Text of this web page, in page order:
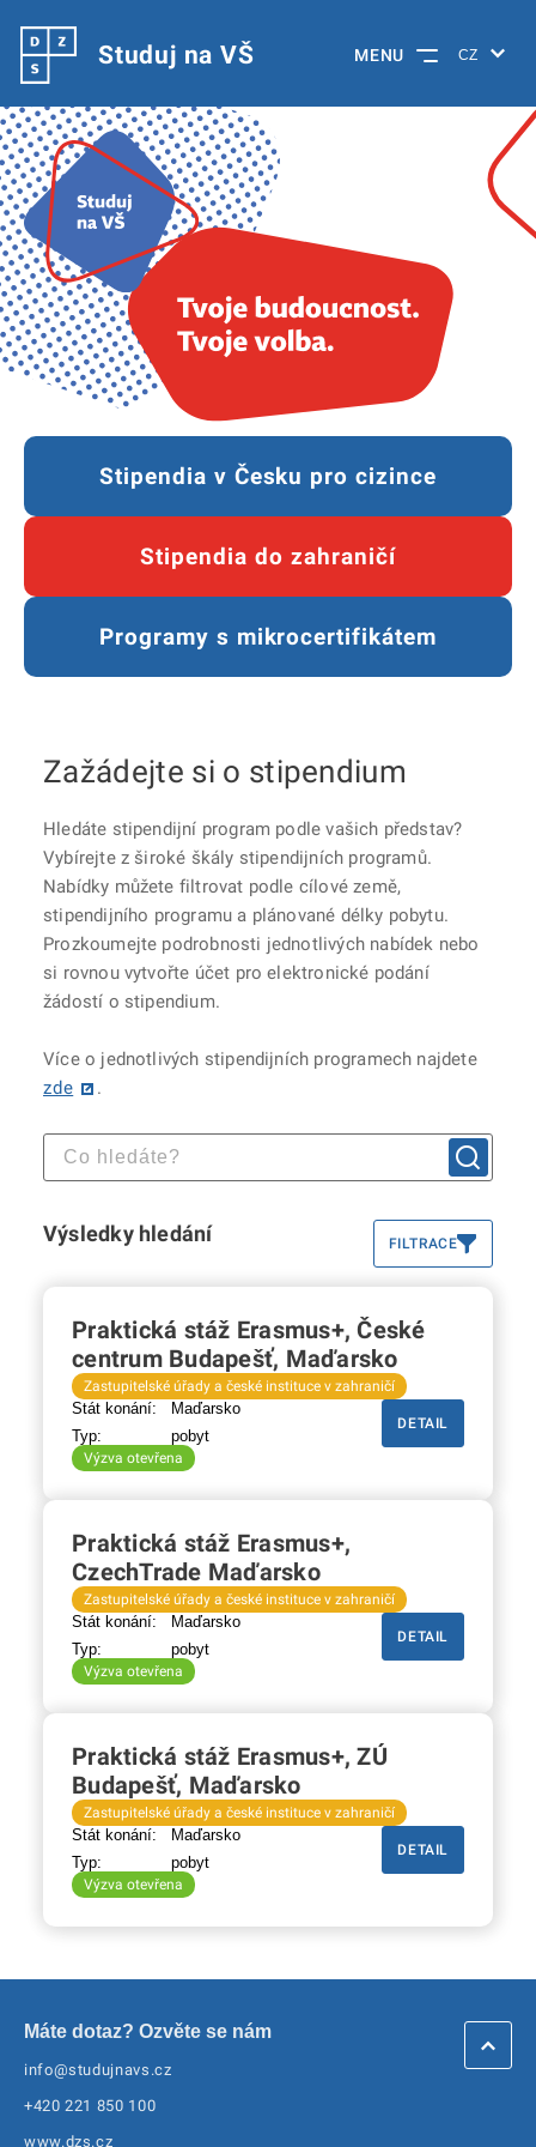
Studuj na VŠ MENU
Stipendia v Česku pro cizince
Stipendia do zahraničí
Programy s mikrocertifikátem
Zažádejte si o stipendium
Hledáte stipendijní program podle vašich představ?
Vybírejte z široké škály stipendijních programů.
Nabídky můžete filtrovat podle cílové země,
stipendijního programu a plánované délky pobytu.
Prozkoumejte podrobnosti jednotlivých nabídek nebo
si rovnou vytvořte účet pro elektronické podání
žádostí o stipendium.
Více o jednotlivých stipendijních programech najdete
zde
.
Výsledky hledání FILTRACE
Praktická stáž Erasmus+, České
centrum Budapešť, Maďarsko
Zastupitelské úřady a české instituce v zahraničí
Stát konání:
Maďarsko
Typ:
pobyt
Výzva otevřena
DETAIL
Praktická stáž Erasmus+,
CzechTrade Maďarsko
Zastupitelské úřady a české instituce v zahraničí
Stát konání:
Maďarsko
Typ:
pobyt
Výzva otevřena
DETAIL
Praktická stáž Erasmus+, ZÚ
Budapešť, Maďarsko
Zastupitelské úřady a české instituce v zahraničí
Stát konání:
Maďarsko
Typ:
pobyt
Výzva otevřena
DETAIL
Máte dotaz? Ozvěte se nám
info@studujnavs.cz
+420 221 850 100
www.dzs.cz